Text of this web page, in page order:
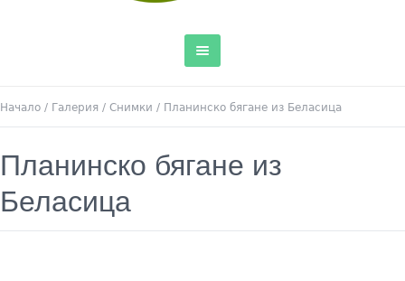
Начало / Галерия / Снимки / Планинско бягане из Беласица
Планинско бягане из
Беласица